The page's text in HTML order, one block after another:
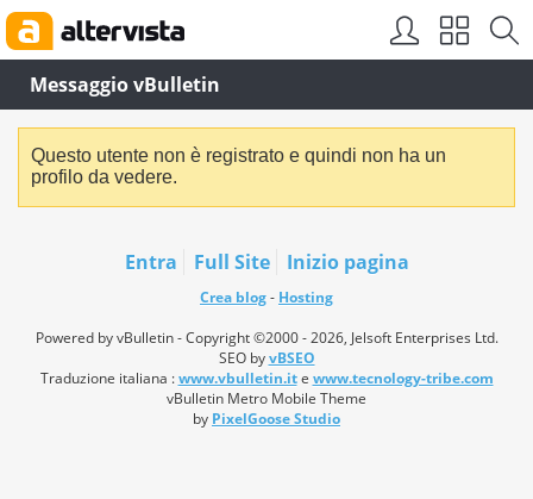
Messaggio vBulletin
Questo utente non è registrato e quindi non ha un
profilo da vedere.
Entra Full Site Inizio pagina
Crea blog- Hosting
Powered by vBulletin - Copyright ©2000 - 2026, Jelsoft Enterprises Ltd.
SEO byvBSEO
Traduzione italiana :www.vbulletin.ite www.tecnology-tribe.com
vBulletin Metro Mobile Theme
by PixelGoose Studio